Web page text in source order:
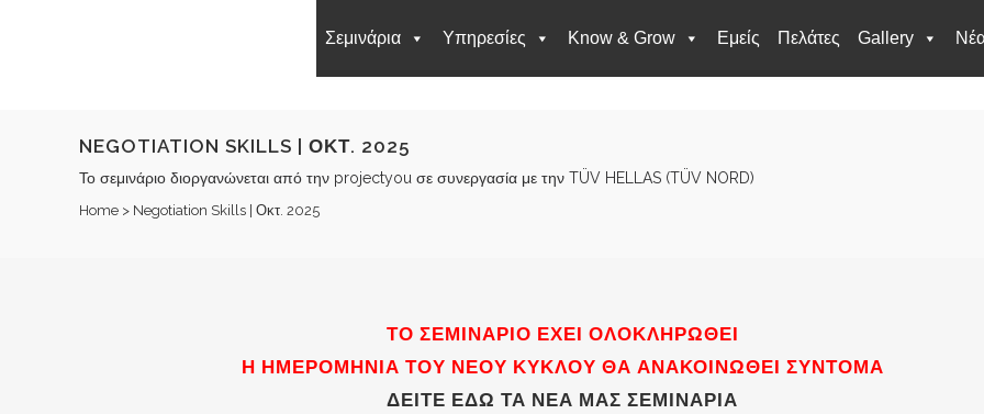
Σεμινάρια Υπηρεσίες Know & Grow Εμείς Πελάτες Gallery
NEGOTIATION SKILLS | ΟΚΤ. 2025
Το σεμινάριο διοργανώνεται από την projectyou σε συνεργασία με την TÜV HELLAS (TÜV NORD)
Home > Negotiation Skills | Οκτ. 2025
ΤΟ ΣΕΜΙΝΆΡΙΟ ΈΧΕΙ ΟΛΟΚΛΗΡΩΘΕΊ
Η ΗΜΕΡΟΜΗΝΊΑ ΤΟΥ ΝΈΟΥ ΚΎΚΛΟΥ ΘΑ ΑΝΑΚΟΙΝΩΘΕΊ ΣΎΝΤΟΜΑ
ΔΕΊΤΕ ΕΔΏ ΤΑ ΝΈΑ ΜΑΣ ΣΕΜΙΝΆΡΙΑ